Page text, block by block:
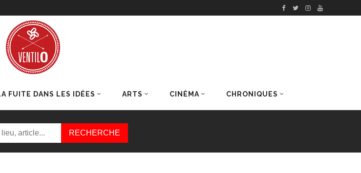
FUITE DANS LES IDÉES ARTS CINÉMA CHRONIQUES
DERNIERS ARTICLES